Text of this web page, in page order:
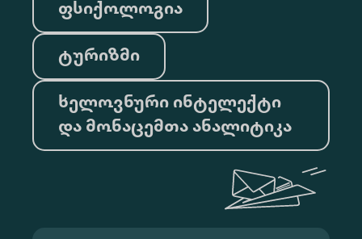
ფსიქოლოგია
ტურიზმი
ხელოვნური ინტელექტი
და მონაცემთა ანალიტიკა